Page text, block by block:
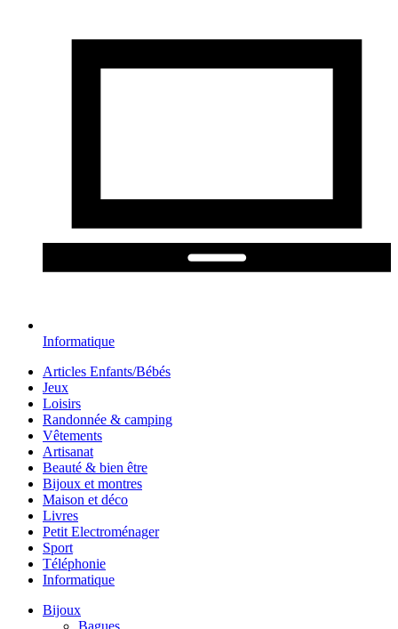
Informatique
Articles Enfants/Bébés
Jeux
Loisirs
Randonnée & camping
Vêtements
Artisanat
Beauté & bien être
Bijoux et montres
Maison et déco
Livres
Petit Electroménager
Sport
Téléphonie
Informatique
Bijoux
Bagues